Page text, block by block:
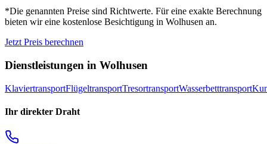
*Die genannten Preise sind Richtwerte. Für eine exakte Berechnung
bieten wir eine kostenlose Besichtigung in Wolhusen an.
Jetzt Preis berechnen
Dienstleistungen in Wolhusen
KlaviertransportFlügeltransportTresortransportWasserbetttransport
Ihr direkter Draht